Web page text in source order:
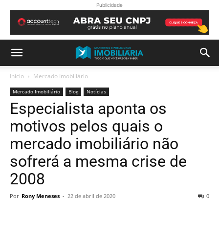
Publicidade
Início Mercado Imobiliário
Mercado Imobiliário Blog Notícias
Especialista aponta os
motivos pelos quais o
mercado imobiliário não
sofrerá a mesma crise de
2008
Por Rony Meneses - 22 de abril de 2020 0